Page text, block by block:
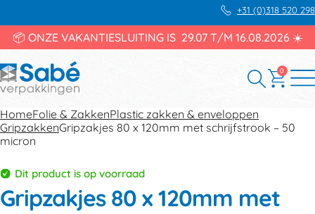
+31 (0)318 520 298
📦 ONZE VAKANTIESLUITING IS 29.07 T/M 16.08.2026 ☀️
0
HomeFolie & ZakkenPlastic zakken & enveloppen
GripzakkenGripzakjes 80 x 120mm met schrijfstrook – 50
micron
Dit product is op voorraad
Gripzakjes 80 x 120mm met